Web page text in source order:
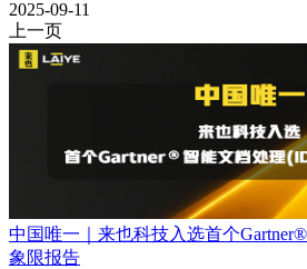
2025-09-11
上一页
中国唯一｜来也科技入选首个
象限报告